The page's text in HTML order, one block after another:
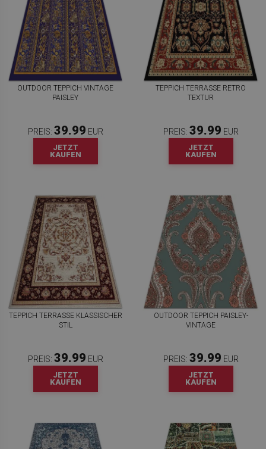
OUTDOOR TEPPICH VINTAGE
PAISLEY
PREIS: 39.99 EUR
JETZT
KAUFEN
TEPPICH TERRASSE RETRO
TEXTUR
PREIS: 39.99 EUR
JETZT
KAUFEN
TEPPICH TERRASSE KLASSISCHER
STIL
PREIS: 39.99 EUR
JETZT
KAUFEN
OUTDOOR TEPPICH PAISLEY-
VINTAGE
PREIS: 39.99 EUR
JETZT
KAUFEN